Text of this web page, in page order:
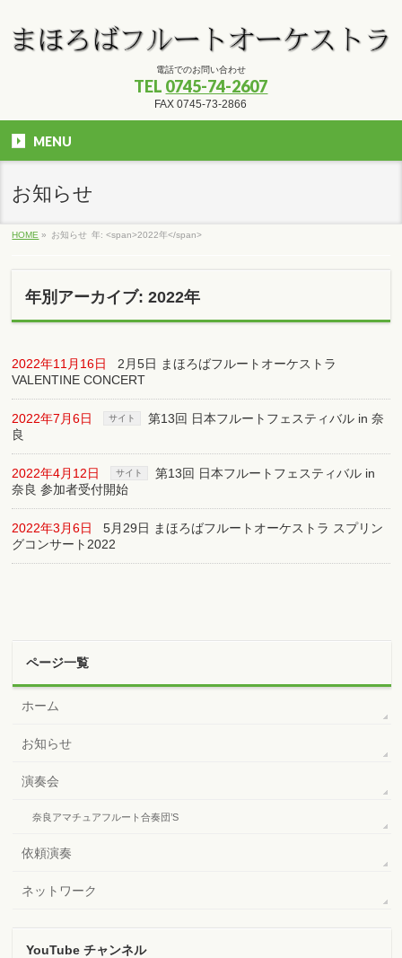
電話でのお問い合わせ
TEL 0745-74-2607
FAX 0745-73-2866
MENU
お知らせ
HOME » お知らせ 年: <span>2022年</span>
年別アーカイブ: 2022年
2022年11月16日
2月5日 まほろばフルートオーケストラ
VALENTINE CONCERT
2022年7月6日 サイト
第13回 日本フルートフェスティバル in 奈
良
2022年4月12日 サイト
第13回 日本フルートフェスティバル in
奈良 参加者受付開始
2022年3月6日
5月29日 まほろばフルートオーケストラ スプリン
グコンサート2022
ページ一覧
ホーム
お知らせ
演奏会
奈良アマチュアフルート合奏団’S
依頼演奏
ネットワーク
YouTube チャンネル